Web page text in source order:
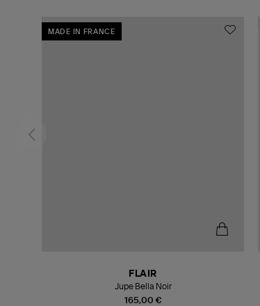
MADE IN FRANCE
165,00 €
FLAIR
Jupe Bella Noir